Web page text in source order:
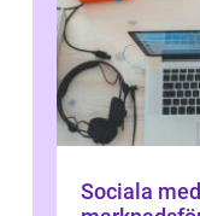
Sociala